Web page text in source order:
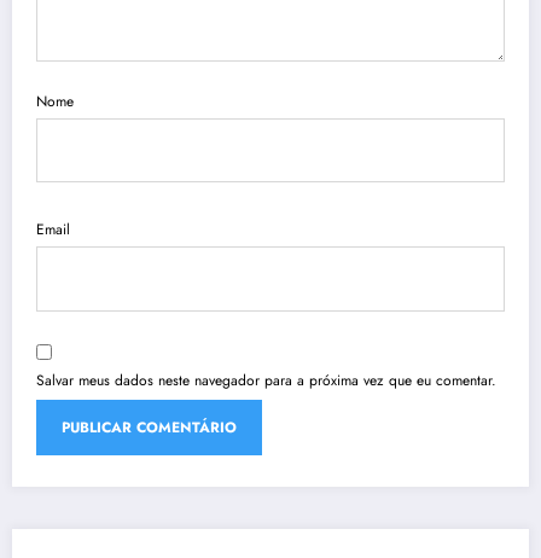
Nome
Email
Salvar meus dados neste navegador para a próxima vez que eu comentar.